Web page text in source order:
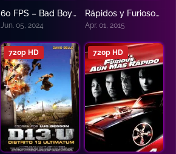
060 FPS – Bad Boys 4: Hasta la muerte
Jun. 05, 2024
7.1Rápidos y Furiosos 7
Apr. 01, 2015
720p HD 720p HD